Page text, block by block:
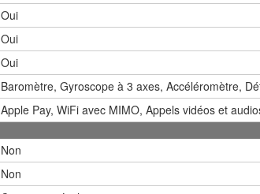
Oui
Oui
Oui
Baromètre, Gyroscope à 3 axes, Accéléromètre,
Apple Pay, WiFi avec MIMO, Appels vidéos et
Non
Non